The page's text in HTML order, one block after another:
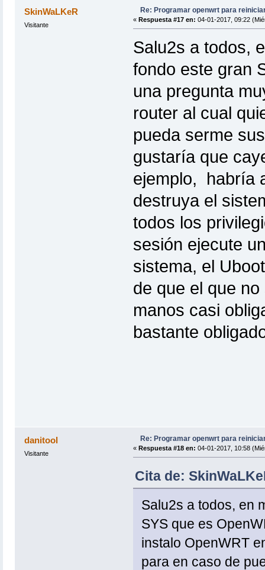
SkinWaLKeR
Visitante
Re: Programar openwrt para
« Respuesta #17 en: 04-01-2017, 09:22
Salu2s a todos,
fondo este gran
una pregunta
router al cual
pueda serme
gustaría que
ejemplo, habría
destruya el
todos los
sesión ejecute
sistema, el
de que el que
manos casi
bastante
danitool
Visitante
Re: Programar openwrt para
« Respuesta #18 en: 04-01-2017, 10:58
Cita de:
Salu2s a todos, en
SYS que es
instalo OpenWRT
para en caso de